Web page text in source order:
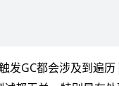
发GC都会涉及到遍历